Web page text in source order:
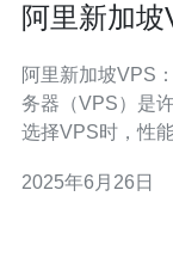
阿里新加
阿里新加坡VPS：最
务器（VPS）是
选择VPS时，性
性能
2025年6月26日